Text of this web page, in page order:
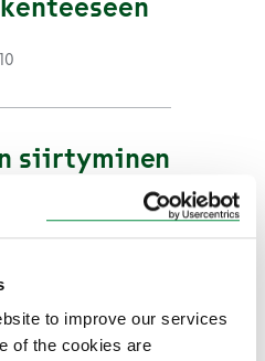
to improve our services
of the cookies are
siirtyminen